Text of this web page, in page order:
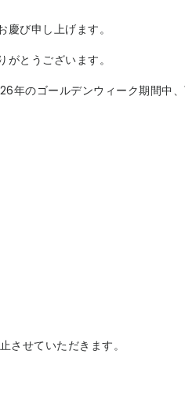
び申し上げます。
とうございます。
年のゴールデンウィーク期間中
せていただきます。